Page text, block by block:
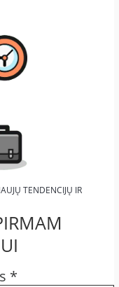
TENDENCIJŲ IR
*